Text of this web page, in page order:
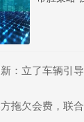
：立了车辆引
拖欠会费，联